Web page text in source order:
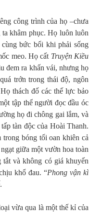
công trình của họ –chưa
khâm phục. Họ luôn luôn
bức bối khi phải sống
meo. Họ cất Truyện Kiều
đem ra khấn vái, nhưng họ
trớn trong thái độ, ngôn
thách đố các thế lực bảo
tập thể người đọc đầu óc
họ đi chông gai lắm, và
tàn độc của Hoài Thanh.
bóng tối oan khiên cả
giữa một vườn hoa toàn
và không có giá khuyến
khổ đau. “Phong vận kì
vừa qua là một thế kỉ của